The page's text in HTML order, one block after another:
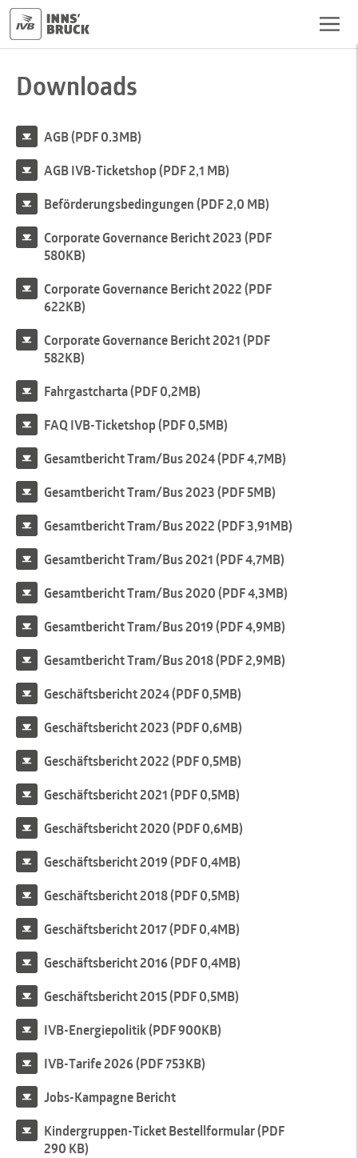
Downloads
AGB (PDF 0.3MB)
AGB IVB-Ticketshop (PDF 2,1 MB)
Beförderungsbedingungen (PDF 2,0 MB)
Corporate Governance Bericht 2023 (PDF
580KB)
Corporate Governance Bericht 2022 (PDF
622KB)
Corporate Governance Bericht 2021 (PDF
582KB)
Fahrgastcharta (PDF 0,2MB)
FAQ IVB-Ticketshop (PDF 0,5MB)
Gesamtbericht Tram/Bus 2024 (PDF 4,7MB)
Gesamtbericht Tram/Bus 2023 (PDF 5MB)
Gesamtbericht Tram/Bus 2022 (PDF 3,91MB)
Gesamtbericht Tram/Bus 2021 (PDF 4,7MB)
Gesamtbericht Tram/Bus 2020 (PDF 4,3MB)
Gesamtbericht Tram/Bus 2019 (PDF 4,9MB)
Gesamtbericht Tram/Bus 2018 (PDF 2,9MB)
Geschäftsbericht 2024 (PDF 0,5MB)
Geschäftsbericht 2023 (PDF 0,6MB)
Geschäftsbericht 2022 (PDF 0,5MB)
Geschäftsbericht 2021 (PDF 0,5MB)
Geschäftsbericht 2020 (PDF 0,6MB)
Geschäftsbericht 2019 (PDF 0,4MB)
Geschäftsbericht 2018 (PDF 0,5MB)
Geschäftsbericht 2017 (PDF 0,4MB)
Geschäftsbericht 2016 (PDF 0,4MB)
Geschäftsbericht 2015 (PDF 0,5MB)
IVB-Energiepolitik (PDF 900KB)
IVB-Tarife 2026 (PDF 753KB)
Jobs-Kampagne Bericht
Kindergruppen-Ticket Bestellformular (PDF
290 KB)